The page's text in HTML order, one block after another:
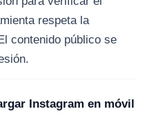
respeta la
contenido público se
Instagram en móvil